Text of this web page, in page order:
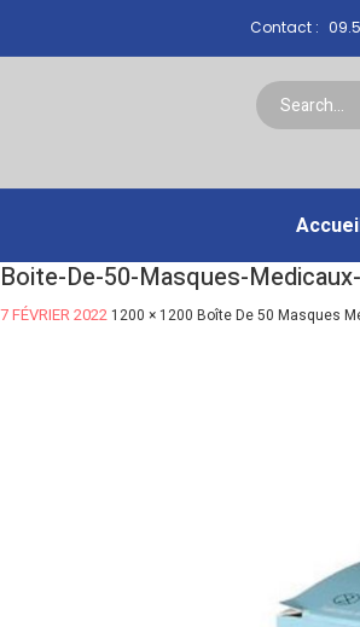
Contact :
Boite-De-50-Masques-
7 FÉVRIER 2022 1200 × 1200 Boîte De 50 Masques